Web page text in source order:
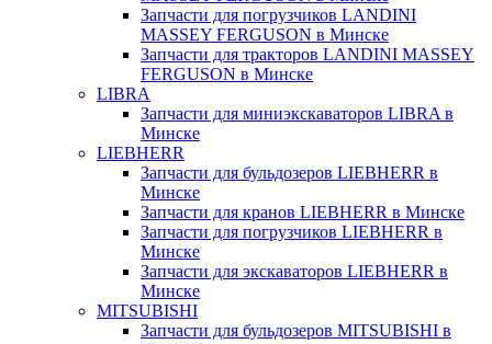
Запчасти для погрузчиков LANDINI
MASSEY FERGUSON в Минске
Запчасти для тракторов LANDINI MASSEY
FERGUSON в Минске
LIBRA
Запчасти для миниэкскаваторов LIBRA в
Минске
LIEBHERR
Запчасти для бульдозеров LIEBHERR в
Минске
Запчасти для кранов LIEBHERR в Минске
Запчасти для погрузчиков LIEBHERR в
Минске
Запчасти для экскаваторов LIEBHERR в
Минске
MITSUBISHI
Запчасти для бульдозеров MITSUBISHI в